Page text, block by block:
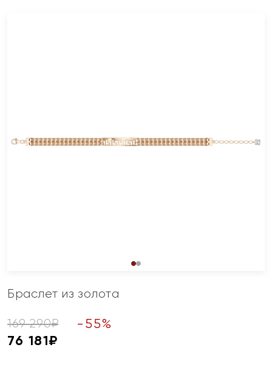
Браслет из золота
169 290₽ - 55%
76 181₽